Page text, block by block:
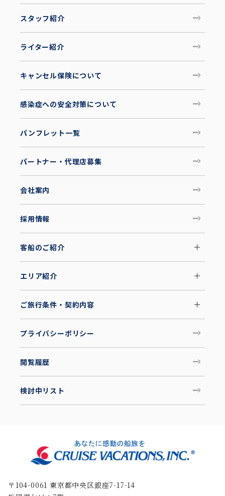
スタッフ紹介
ライター紹介
キャンセル保険について
感染症への安全対策について
パンフレット一覧
パートナー・代理店募集
会社案内
採用情報
客船のご紹介
エリア紹介
ご旅行条件・契約内容
プライバシーポリシー
閲覧履歴
検討中リスト
〒104-0061 東京都中央区銀座7-17-14